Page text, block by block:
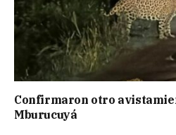
Confirmaron otro
Mburucuyá